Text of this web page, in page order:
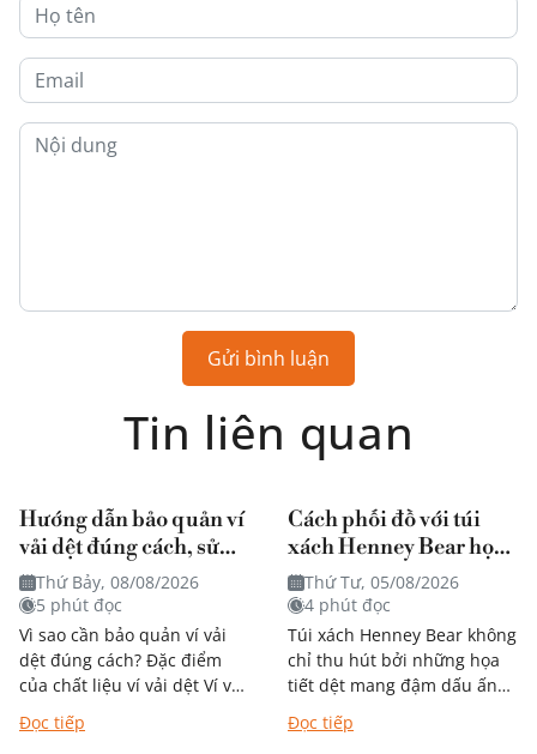
Gửi bình luận
Tin liên quan
Hướng dẫn bảo quản ví
vải dệt đúng cách, sử
dụng bền theo thời gian
Thứ Bảy, 08/08/2026
5 phút đọc
Vì sao cần bảo quản ví vải
dệt đúng cách? Đặc điểm
của chất liệu ví vải dệt Ví vải
dệt được nhiều người yêu
thích nhờ thiết...
Đọc tiếp
Cách phối đồ với túi
xách Henney Bear họa
tiết mang đậm dấu ấn
nghệ thuật?
Thứ Tư, 05/08/2026
4 phút đọc
Túi xách Henney Bear không
chỉ thu hút bởi những họa
tiết dệt mang đậm dấu ấn
nghệ thuật mà còn dễ dàng
kết hợp với...
Đọc tiếp